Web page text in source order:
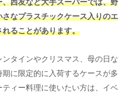
西友など大手スーパーでは、野
なプラスチックケース入りのエ
ることがあります。
タインやクリスマス、母の日な
に限定的に入荷するケースが多
ィー料理に使いたい方は、イベ